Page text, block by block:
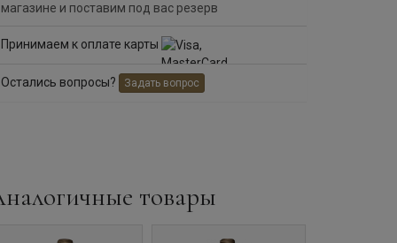
магазине и поставим под вас резерв
Принимаем к оплате карты
Остались вопросы? Задать вопрос
товары